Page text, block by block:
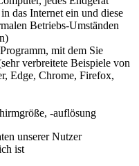
das Internet ein und diese
Betriebs-Umständen
mit dem Sie
verbreitete Beispiele von
Edge, Chrome, Firefox,
-auflösung
unserer Nutzer
ist